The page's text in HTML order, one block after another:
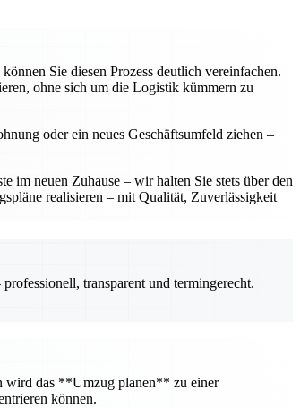
Sie diesen Prozess deutlich vereinfachen.
ohne sich um die Logistik kümmern zu
oder ein neues Geschäftsumfeld ziehen –
im neuen Zuhause – wir halten Sie stets über den
realisieren – mit Qualität, Zuverlässigkeit
transparent und termingerecht.
wird das **Umzug planen** zu einer
können.